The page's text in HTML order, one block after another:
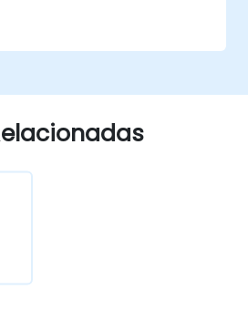
para crear
aprendizaje
administrativas con
personalizados de
específicos.